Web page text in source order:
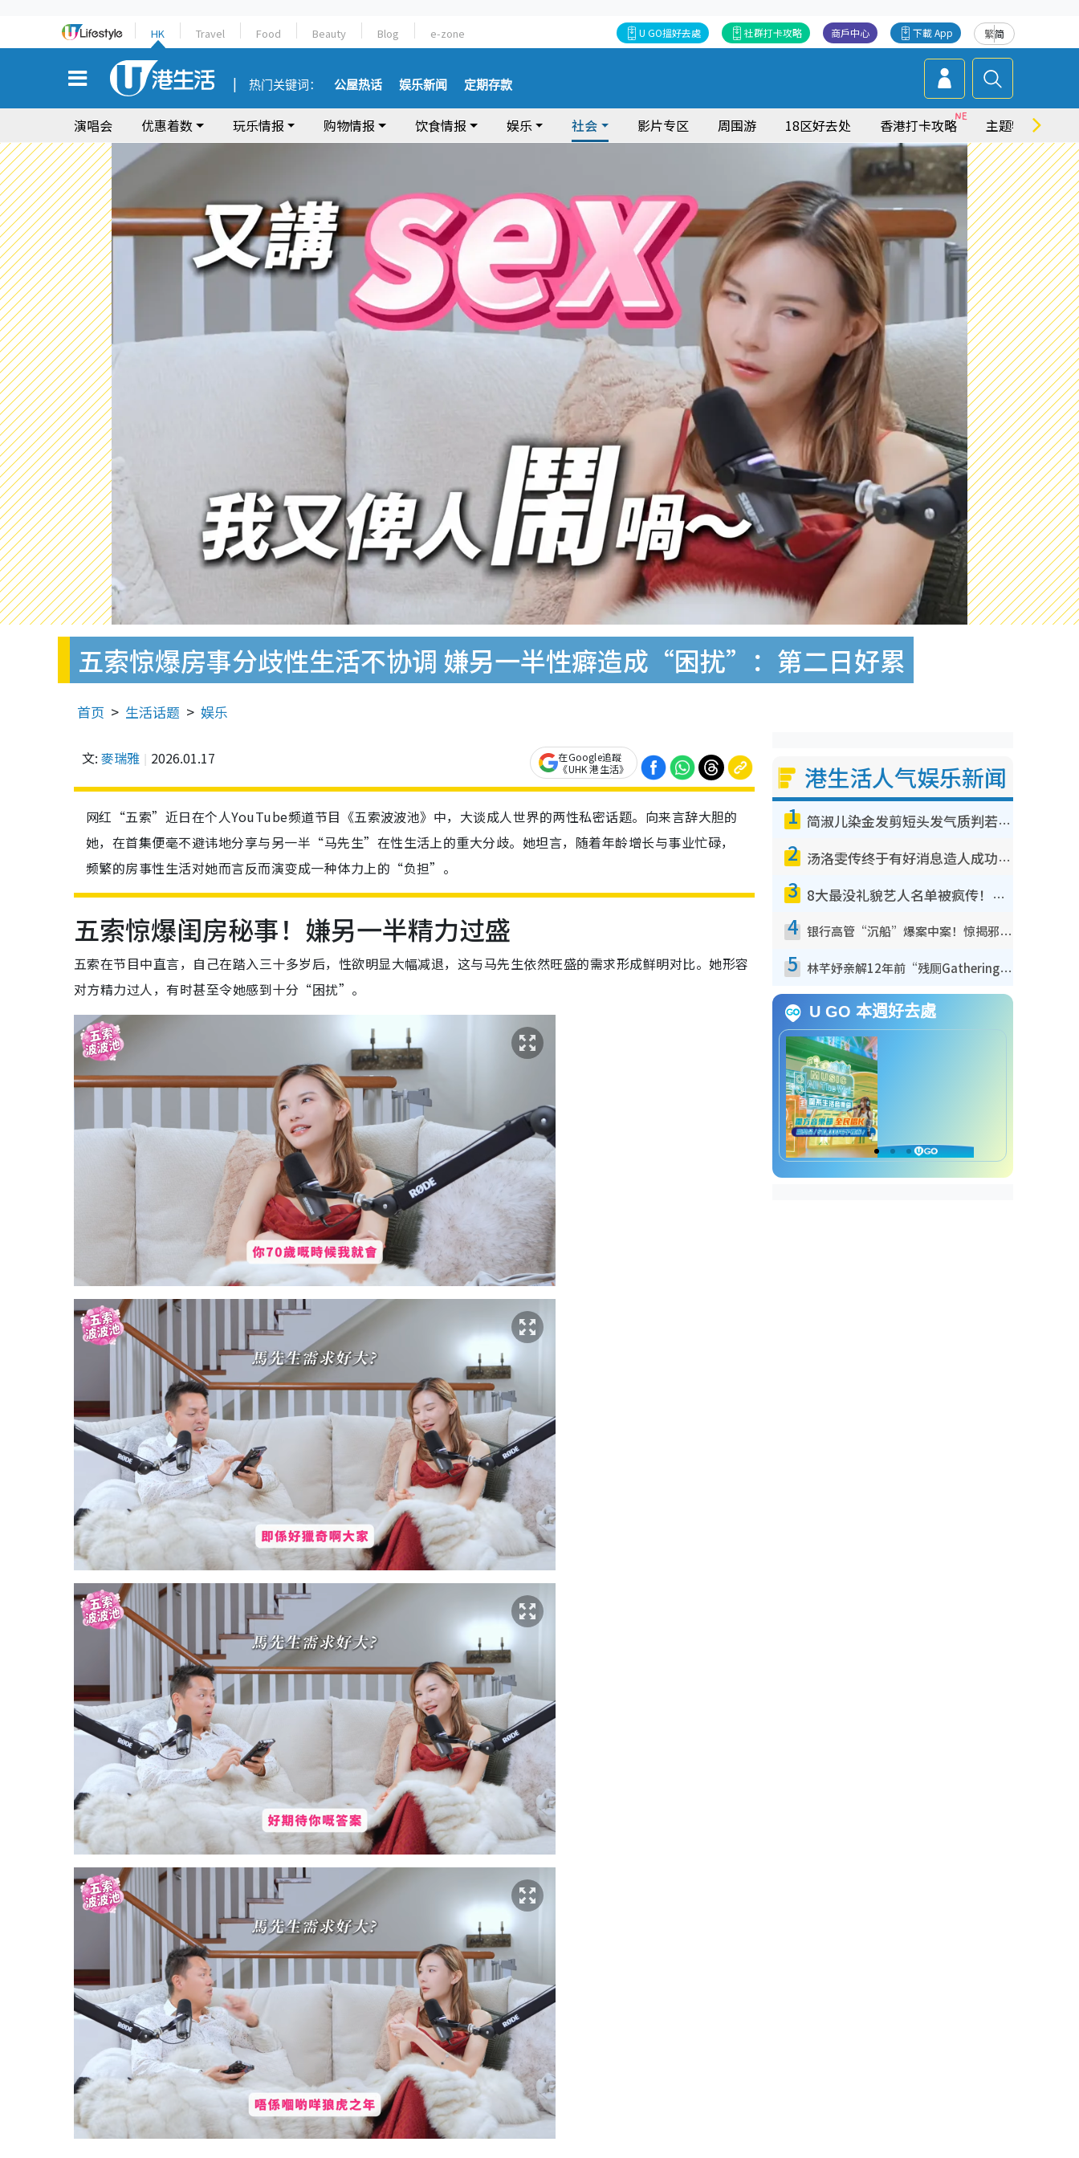
HK Travel Food Beauty Blog e-zone 繁简
下載 App
商戶中心
社群打卡攻略
U GO搵好去處
热门关键词： 公屋热话 娱乐新闻 定期存款
演唱会 优惠着数 玩乐情报 购物情报 饮食情报 娱乐 社会 影片专区 周围游 18区好去处 香港打卡攻略 主题特集
五索惊爆房事分歧性生活不协调 嫌另一半性癖造成“困扰”：第二日好累
首页 生活话题 娱乐
文: 麥瑞雅 2026.01.17
在Google追蹤
《UHK 港生活》
网红“五索”近日在个人YouTube频道节目《五索波波池》中，大谈成人世界的两性私密话题。向来言辞大胆的
她，在首集便毫不避讳地分享与另一半“马先生”在性生活上的重大分歧。她坦言，随着年龄增长与事业忙碌，
频繁的房事性生活对她而言反而演变成一种体力上的“负担”。
五索惊爆闺房秘事！嫌另一半精力过盛
五索在节目中直言，自己在踏入三十多岁后，性欲明显大幅减退，这与马先生依然旺盛的需求形成鲜明对比。她形容
对方精力过人，有时甚至令她感到十分“困扰”。
港生活人气娱乐新闻
1 简淑儿染金发剪短头发气质判若两人！吓坏老公麦大力都认不出：“你做什么？”
2 汤洛雯传终于有好消息造人成功！两大细节曝孕味极浓引猜测：大肚婆先会咁！
3 8大最没礼貌艺人名单被疯传！网友揭发明星真面目，一致数落这一位是无品天花板？
4 银行高管“沉船”爆案中案！惊揭邪教洗脑操控卖淫被吞600万，幕后黑手讲多错多
5 林芊妤亲解12年前“残厕Gathering”真相！高层解约一句话重创尊严，至今拒返TVB
U GO 本週好去處